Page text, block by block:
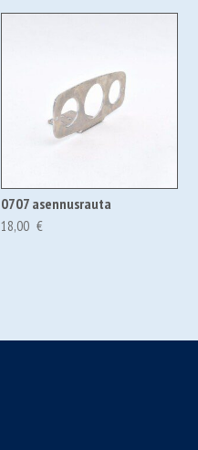
0707 asennusrauta
18,00 €